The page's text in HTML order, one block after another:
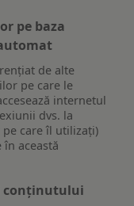
pe baza
de alte
pe care le
internetul
dvs. la
care îl utilizați)
această
conținutului